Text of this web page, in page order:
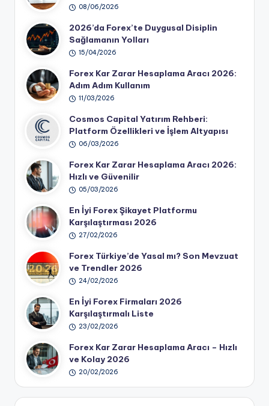
08/06/2026
2026’da Forex’te Duygusal Disiplin
Sağlamanın Yolları
15/04/2026
Forex Kar Zarar Hesaplama Aracı 2026:
Adım Adım Kullanım
11/03/2026
Cosmos Capital Yatırım Rehberi:
Platform Özellikleri ve İşlem Altyapısı
06/03/2026
Forex Kar Zarar Hesaplama Aracı 2026:
Hızlı ve Güvenilir
05/03/2026
En İyi Forex Şikayet Platformu
Karşılaştırması 2026
27/02/2026
Forex Türkiye’de Yasal mı? Son Mevzuat
ve Trendler 2026
24/02/2026
En İyi Forex Firmaları 2026
Karşılaştırmalı Liste
23/02/2026
Forex Kar Zarar Hesaplama Aracı – Hızlı
ve Kolay 2026
20/02/2026